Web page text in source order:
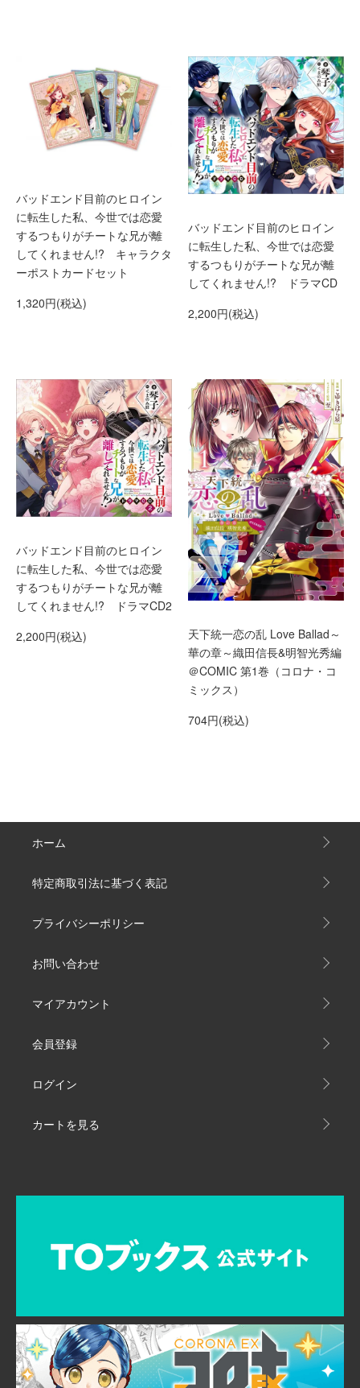
バッドエンド目前のヒロイン
に転生した私、今世では恋愛
するつもりがチートな兄が離
してくれません!? キャラクタ
ーポストカードセット
1,320円(税込)
バッドエンド目前のヒロイン
に転生した私、今世では恋愛
するつもりがチートな兄が離
してくれません!? ドラマCD
2,200円(税込)
バッドエンド目前のヒロイン
に転生した私、今世では恋愛
するつもりがチートな兄が離
してくれません!? ドラマCD2
2,200円(税込)
天下統一恋の乱 Love Ballad～
華の章～織田信長&明智光秀編
＠COMIC 第1巻（コロナ・コ
ミックス）
704円(税込)
ホーム
特定商取引法に基づく表記
プライバシーポリシー
お問い合わせ
マイアカウント
会員登録
ログイン
カートを見る